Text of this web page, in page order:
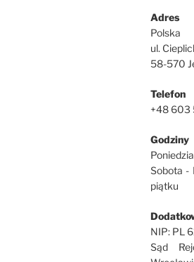
Adres
Polska
ul.
58-570
Telefon
+48 603
Godziny
Sobota -
piątku
NIP: PL
Sąd